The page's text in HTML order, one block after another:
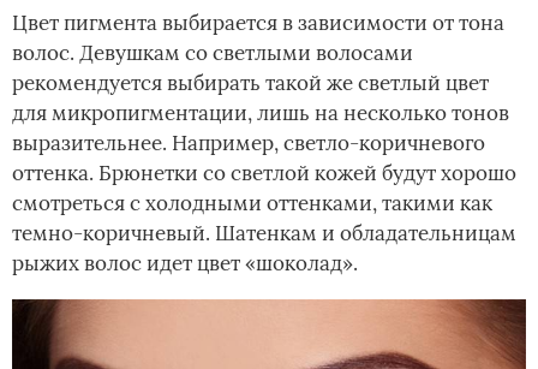
Цвет пигмента выбирается в зависимости от тона
волос. Девушкам со светлыми волосами
рекомендуется выбирать такой же светлый цвет
для микропигментации, лишь на несколько тонов
выразительнее. Например, светло-коричневого
оттенка. Брюнетки со светлой кожей будут хорошо
смотреться с холодными оттенками, такими как
темно-коричневый. Шатенкам и обладательницам
рыжих волос идет цвет «шоколад».